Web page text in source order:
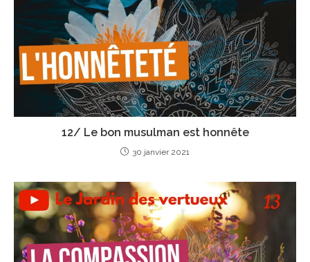
12/ Le bon musulman est honnête
30 janvier 2021